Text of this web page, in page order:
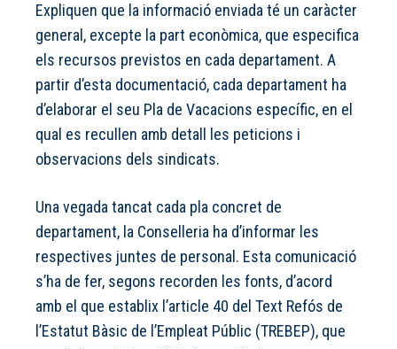
Expliquen que la informació enviada té un caràcter
general, excepte la part econòmica, que especifica
els recursos previstos en cada departament. A
partir d’esta documentació, cada departament ha
d’elaborar el seu Pla de Vacacions específic, en el
qual es recullen amb detall les peticions i
observacions dels sindicats.
Una vegada tancat cada pla concret de
departament, la Conselleria ha d’informar les
respectives juntes de personal. Esta comunicació
s’ha de fer, segons recorden les fonts, d’acord
amb el que establix l’article 40 del Text Refós de
l’Estatut Bàsic de l’Empleat Públic (TREBEP), que